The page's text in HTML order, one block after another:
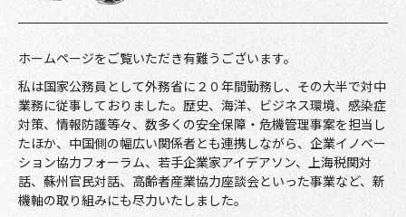
ホームページをご覧いただき有難うございます。
私は国家公務員として外務省に２０年間勤務し、その大半で対中
業務に従事しておりました。歴史、海洋、ビジネス環境、感染症
対策、情報防護等々、数多くの安全保障・危機管理事案を担当し
たほか、中国側の幅広い関係者とも連携しながら、企業イノベー
ション協力フォーラム、若手企業家アイデアソン、上海税関対
話、蘇州官民対話、高齢者産業協力座談会といった事業など、新
機軸の取り組みにも尽力いたしました。